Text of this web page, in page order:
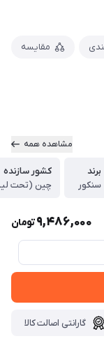
مقایسه
مشاهده همه
برند
سنکور
کشور سازنده
چین (تحت
9,486,000تومان
گارانتی اصالت کالا